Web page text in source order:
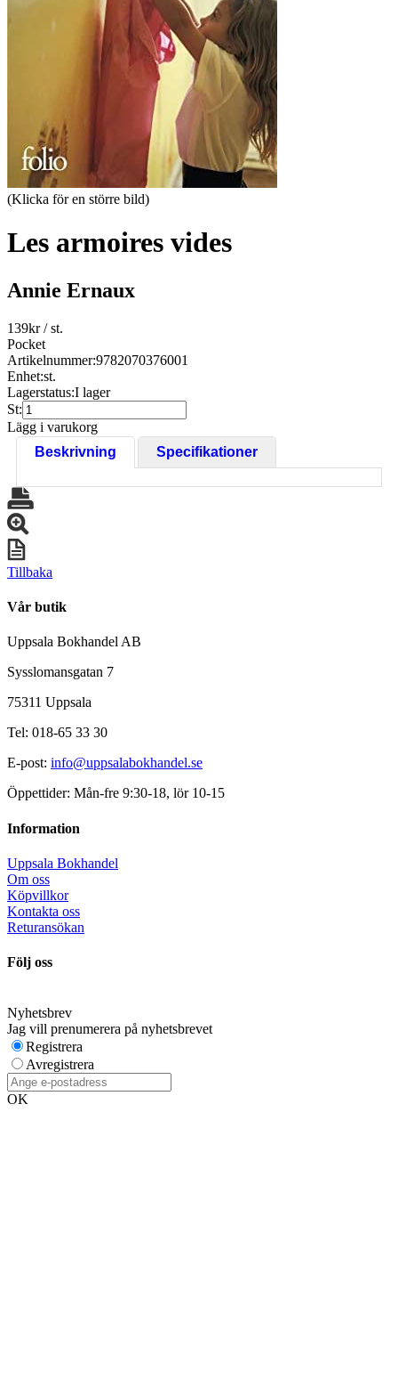
(Klicka för en större bild)
Les armoires vides
Annie Ernaux
139kr/ st.
Pocket
Artikelnummer:9782070376001
Enhet:st.
Lagerstatus:I lager
St:
Lägg i varukorg
Beskrivning
Specifikationer
Tillbaka
Vår butik
Uppsala Bokhandel AB
Sysslomansgatan 7
75311 Uppsala
Tel: 018-65 33 30
E-post: info@uppsalabokhandel.se
Öppettider: Mån-fre 9:30-18, lör 10-15
Information
Uppsala Bokhandel
Om oss
Köpvillkor
Kontakta oss
Returansökan
Följ oss
Nyhetsbrev
Jag vill prenumerera på nyhetsbrevet
Registrera
Avregistrera
OK